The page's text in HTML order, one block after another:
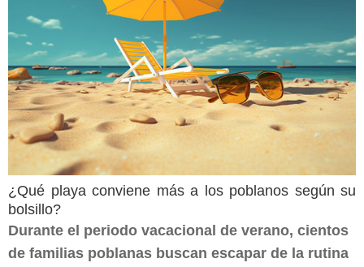
¿Qué playa conviene más a los poblanos según su
bolsillo?
Durante el periodo vacacional de verano, cientos
de familias poblanas buscan escapar de la rutina